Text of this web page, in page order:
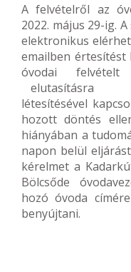
A felvételről az
2022. május 29-ig.
elektronikus
emailben
óvodai
elutasításra
létesítésével
hozott döntés
hiányában a
napon belül
kérelmet a
Bölcsőde
hozó óvoda
benyújtani.